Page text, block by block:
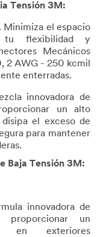
Tensión 3M:
el espacio
tu flexibilidad y
Mecánicos
2 AWG - 250 kcmil
enterradas.
innovadora de
un alto
el exceso de
para mantener
Baja Tensión 3M:
innovadora de
un
en exteriores